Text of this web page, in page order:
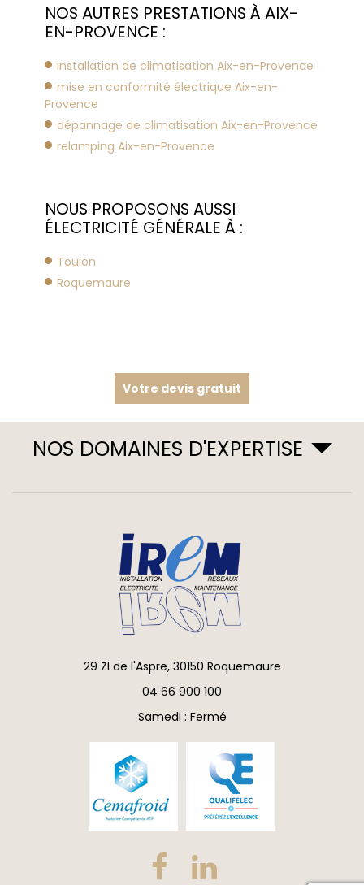
NOS AUTRES PRESTATIONS À AIX-
EN-PROVENCE :
installation de climatisation Aix-en-Provence
mise en conformité électrique Aix-en-
Provence
dépannage de climatisation Aix-en-Provence
relamping Aix-en-Provence
NOUS PROPOSONS AUSSI
ÉLECTRICITÉ GÉNÉRALE À :
Toulon
Roquemaure
Votre devis gratuit
NOS DOMAINES D'EXPERTISE
29 ZI de l'Aspre, 30150 Roquemaure
04 66 900 100
Samedi : Fermé